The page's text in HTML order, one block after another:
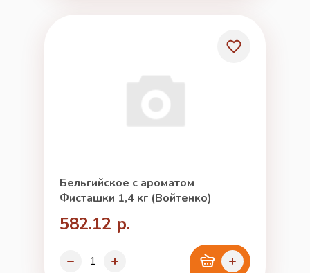
Бельгийское с ароматом
Фисташки 1,4 кг (Войтенко)
582.12 р.